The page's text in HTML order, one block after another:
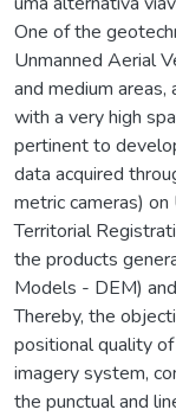
One of the
Unmanned Aerial
and medium
with a very high
pertinent to
data acquired
metric cameras)
Territorial
the products
Models - DEM)
Thereby, the
positional quality
imagery system,
the punctual and